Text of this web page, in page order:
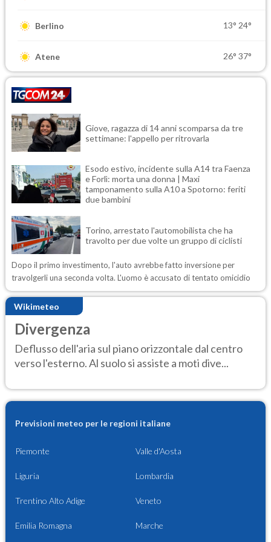
Berlino 13° 24°
Atene 26° 37°
Giove, ragazza di 14 anni scomparsa da tre
settimane: l'appello per ritrovarla
Esodo estivo, incidente sulla A14 tra Faenza
e Forlì: morta una donna | Maxi
tamponamento sulla A10 a Spotorno: feriti
due bambini
Torino, arrestato l'automobilista che ha
travolto per due volte un gruppo di ciclisti
Dopo il primo investimento, l'auto avrebbe fatto inversione per
travolgerli una seconda volta. L'uomo è accusato di tentato omicidio
Wikimeteo
Divergenza
Deflusso dell'aria sul piano orizzontale dal centro
verso l'esterno. Al suolo si assiste a moti dive...
Previsioni meteo per le regioni italiane
Piemonte Valle d'Aosta
Liguria Lombardia
Trentino Alto Adige Veneto
Emilia Romagna Marche